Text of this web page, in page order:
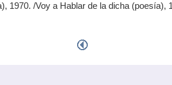
1970. /Voy a Hablar de la dicha (poesía),